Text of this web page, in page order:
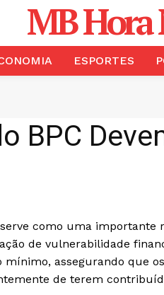
MB Hora
ESPORTES
BPC
como uma importante
de vulnerabilidade
assegurando que
de terem